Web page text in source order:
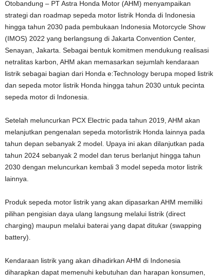
Otobandung – PT Astra Honda Motor (AHM) menyampaikan
strategi dan roadmap sepeda motor listrik Honda di Indonesia
hingga tahun 2030 pada pembukaan Indonesia Motorcycle Show
(IMOS) 2022 yang berlangsung di Jakarta Convention Center,
Senayan, Jakarta. Sebagai bentuk komitmen mendukung realisasi
netralitas karbon, AHM akan memasarkan sejumlah kendaraan
listrik sebagai bagian dari Honda e:Technology berupa moped listrik
dan sepeda motor listrik Honda hingga tahun 2030 untuk pecinta
sepeda motor di Indonesia.
Setelah meluncurkan PCX Electric pada tahun 2019, AHM akan
melanjutkan pengenalan sepeda motorlistrik Honda lainnya pada
tahun depan sebanyak 2 model. Upaya ini akan dilanjutkan pada
tahun 2024 sebanyak 2 model dan terus berlanjut hingga tahun
2030 dengan meluncurkan kembali 3 model sepeda motor listrik
lainnya.
Produk sepeda motor listrik yang akan dipasarkan AHM memiliki
pilihan pengisian daya ulang langsung melalui listrik (direct
charging) maupun melalui baterai yang dapat ditukar (swapping
battery).
Kendaraan listrik yang akan dihadirkan AHM di Indonesia
diharapkan dapat memenuhi kebutuhan dan harapan konsumen,